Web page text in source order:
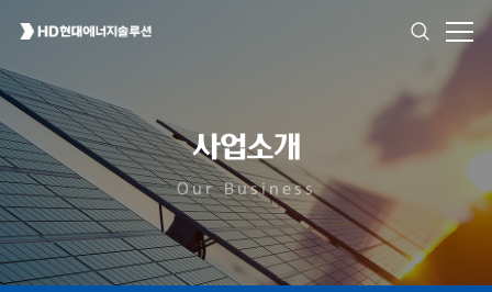
사업소개
Our Business